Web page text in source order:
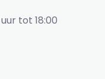
tot 18:00